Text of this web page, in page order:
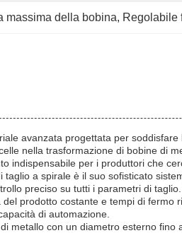
massima della bobina, Regolabile
avanzata progettata per
nella trasformazione di bobine di
indispensabile per i produttori che
a spirale è il suo sofisticato
preciso su tutti i parametri di
prodotto costante e tempi di
di automazione.
metallo con un diametro esterno